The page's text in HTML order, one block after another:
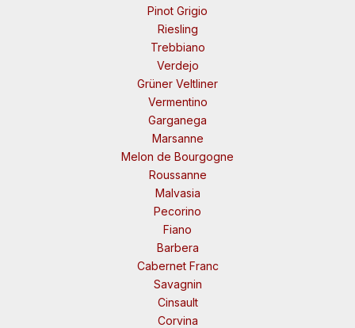
Pinot Grigio
Riesling
Trebbiano
Verdejo
Grüner Veltliner
Vermentino
Garganega
Marsanne
Melon de Bourgogne
Roussanne
Malvasia
Pecorino
Fiano
Barbera
Cabernet Franc
Savagnin
Cinsault
Corvina